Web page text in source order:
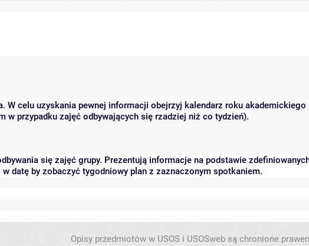
W celu uzyskania pewnej informacji obejrzyj kalendarz roku
w przypadku zajęć odbywających się rzadziej niż co tydzień).
się zajęć grupy. Prezentują informacje na podstawie
w datę by zobaczyć tygodniowy plan z zaznaczonym spotkaniem.
Opisy przedmiotów w USOS i USOSweb są chronione